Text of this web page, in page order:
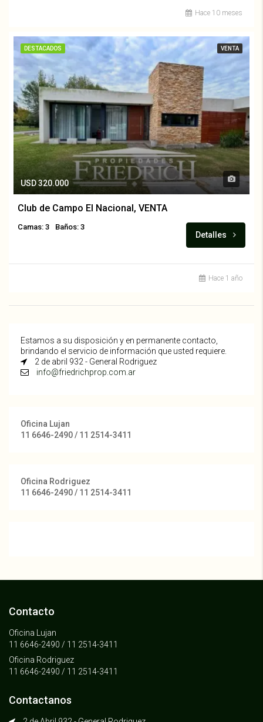
Hace 10 meses
DESTACADOS VENTA
USD 320.000
Club de Campo El Nacional, VENTA
Camas: 3 Baños: 3
Detalles
Hace 1 año
Estamos a su disposición y en permanente contacto,
brindando el servicio de información que usted requiere.
2 de abril 932 - General Rodriguez
info@friedrichprop.com.ar
Oficina Lujan
11 6646-2490 / 11 2514-3411
Oficina Rodriguez
11 6646-2490 / 11 2514-3411
Contacto
Oficina Lujan
11 6646-2490 / 11 2514-3411
Oficina Rodriguez
11 6646-2490 / 11 2514-3411
Contactanos